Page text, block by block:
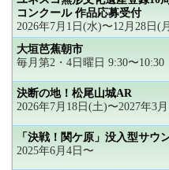
コンクール 作品応募受付
2026年7月1日(水)〜12月28日(
大垣芭蕉朝市
毎月第2・4日曜日 9:30〜10:30
決断の地！松尾山城AR
2026年7月18日(土)〜2027年3月
「決戦！関ケ原」没入型サウ
2025年6月4日〜